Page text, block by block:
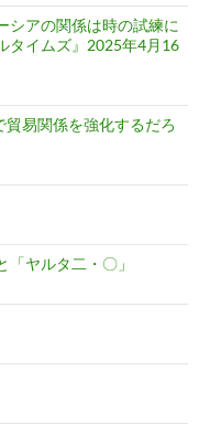
シアの関係は時の試練に
タイムズ』2025年4月16
貿易関係を強化するだろ
ヤルタ二・〇」